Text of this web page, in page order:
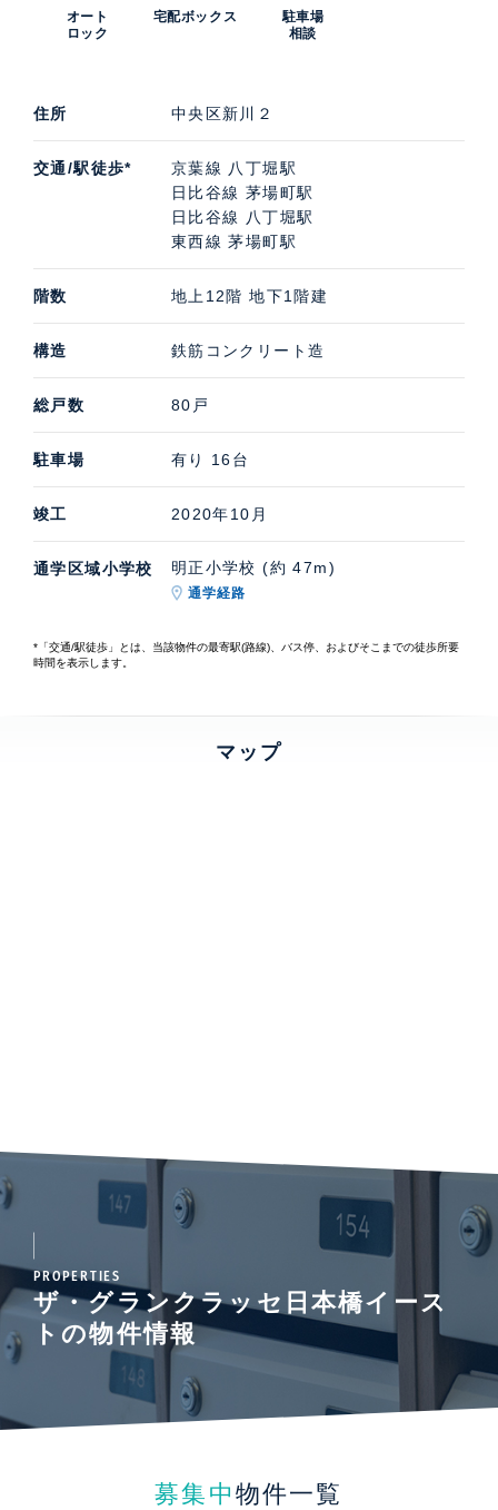
オート
ロック
宅配ボックス
駐車場
相談
住所 中央区新川２
交通/駅徒歩*
京葉線 八丁堀駅
日比谷線 茅場町駅
日比谷線 八丁堀駅
東西線 茅場町駅
階数 地上12階 地下1階建
構造 鉄筋コンクリート造
総戸数 80戸
駐車場 有り 16台
竣工 2020年10月
通学区域小学校 明正小学校 (約 47m)
通学経路
*「交通/駅徒歩」とは、当該物件の最寄駅(路線)、バス停、およびそこまでの徒歩所要
時間を表示します。
マップ
PROPERTIES
ザ・グランクラッセ日本橋イース
トの物件情報
募集中 物件一覧